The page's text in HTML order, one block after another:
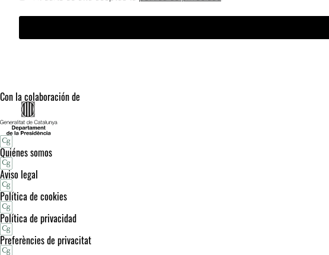
Con la colaboración de
Quiénes somos
Aviso legal
Política de cookies
Política de privacidad
Preferències de privacitat